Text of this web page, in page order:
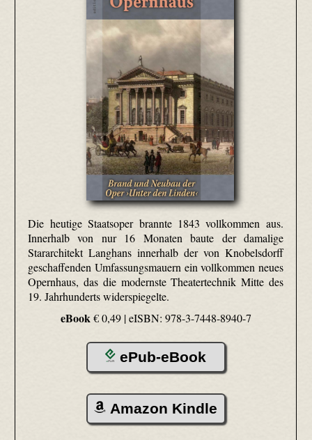
Die heutige Staatsoper brannte 1843 vollkommen aus.
Innerhalb von nur 16 Monaten baute der damalige
Stararchitekt Langhans innerhalb der von Knobelsdorff
geschaffenden Umfassungsmauern ein vollkommen neues
Opernhaus, das die modernste Theatertechnik Mitte des
19. Jahrhunderts widerspiegelte.
eBook€ 0,49 |eISBN: 978-3-7448-8940-7
ePub-eBook
Amazon Kindle